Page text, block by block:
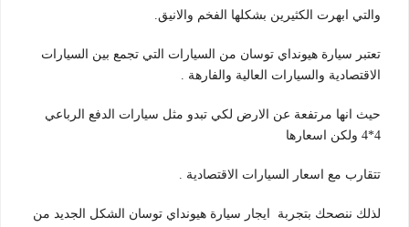
والتي ابهرت الكثيرين بشكلها الفخم والانيق.
تعتبر سيارة هيونداي توسان من السيارات التي تجمع بين السيارات
الاقتصادية والسيارات العالية والفارهة .
حيث انها مرتفعة عن الارض لكي تبدو مثل سيارات الدفع الرباعي
4*4 ولكن اسعارها
تتقارب مع اسعار السيارات الاقتصادية .
لذلك ننصحك بتجربة ايجار سيارة هيونداي توسان الشكل الجديد من